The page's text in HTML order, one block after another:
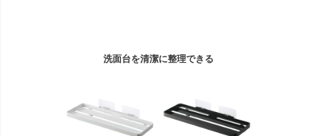
洗面台を清潔に整理できる